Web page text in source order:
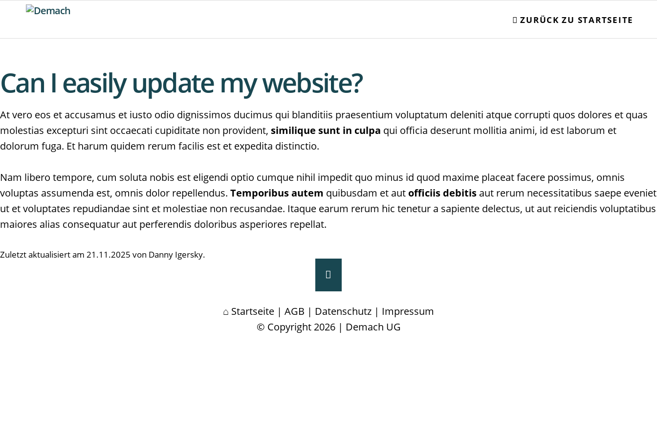
ZURÜCK ZU STARTSEITE
Can I easily update my website?
At vero eos et accusamus et iusto odio dignissimos ducimus qui blanditiis praesentium voluptatum deleniti atque corrupti quos dolores et quas
molestias excepturi sint occaecati cupiditate non provident, similique sunt in culpa qui officia deserunt mollitia animi, id est laborum et
dolorum fuga. Et harum quidem rerum facilis est et expedita distinctio.
Nam libero tempore, cum soluta nobis est eligendi optio cumque nihil impedit quo minus id quod maxime placeat facere possimus, omnis
voluptas assumenda est, omnis dolor repellendus. Temporibus autem quibusdam et aut officiis debitis aut rerum necessitatibus saepe eveniet
ut et voluptates repudiandae sint et molestiae non recusandae. Itaque earum rerum hic tenetur a sapiente delectus, ut aut reiciendis voluptatibus
maiores alias consequatur aut perferendis doloribus asperiores repellat.
Zuletzt aktualisiert am 21.11.2025 von Danny Igersky.
Startseite |AGB | Datenschutz | Impressum
© Copyright 2026 | Demach UG